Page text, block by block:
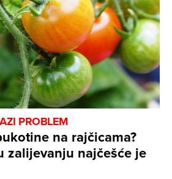
PROBLEM
na rajčicama?
zalijevanju najčešće je